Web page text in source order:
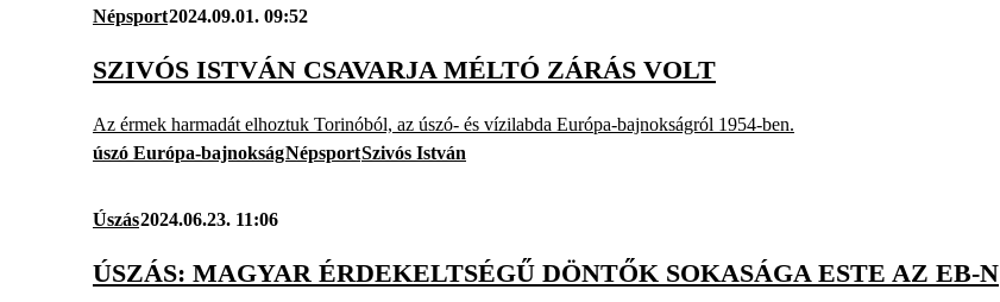
Népsport2024.09.01. 09:52
SZIVÓS ISTVÁN CSAVARJA MÉLTÓ ZÁRÁS VOLT
Az érmek harmadát elhoztuk Torinóból, az úszó- és vízilabda Európa-bajnokságról 1954-ben.
úszó Európa-bajnokságNépsportSzivós István
Úszás2024.06.23. 11:06
ÚSZÁS: MAGYAR ÉRDEKELTSÉGŰ DÖNTŐK SOKASÁGA ESTE AZ EB-N